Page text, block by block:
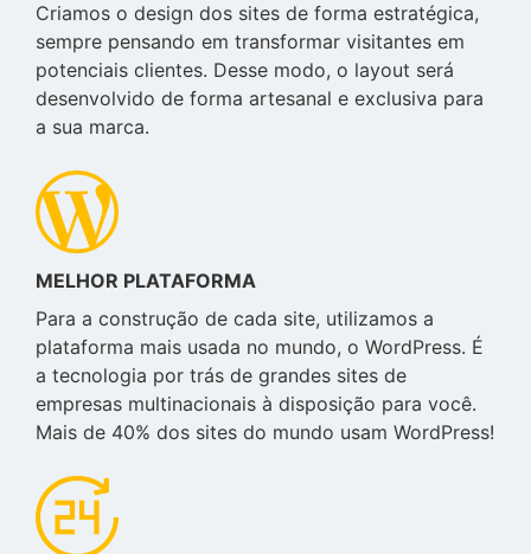
Criamos o design dos sites de forma estratégica,
sempre pensando em transformar visitantes em
potenciais clientes. Desse modo, o layout será
desenvolvido de forma artesanal e exclusiva para
a sua marca.
MELHOR PLATAFORMA
Para a construção de cada site, utilizamos a
plataforma mais usada no mundo, o WordPress. É
a tecnologia por trás de grandes sites de
empresas multinacionais à disposição para você.
Mais de 40% dos sites do mundo usam WordPress!